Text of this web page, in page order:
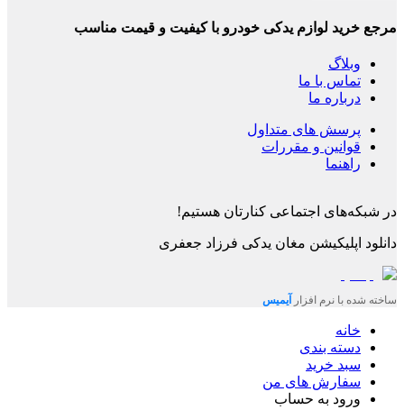
مرجع خرید لوازم یدکی خودرو با کیفیت و قیمت مناسب
وبلاگ
تماس با ما
درباره ما
پرسش های متداول
قوانین و مقررات
راهنما
در شبکه‌های اجتماعی کنارتان هستیم!
دانلود اپلیکیشن مغان یدکی فرزاد جعفری
ساخته شده با نرم افزار آیمیس
خانه
دسته بندی
سبد خرید
سفارش های من
ورود به حساب